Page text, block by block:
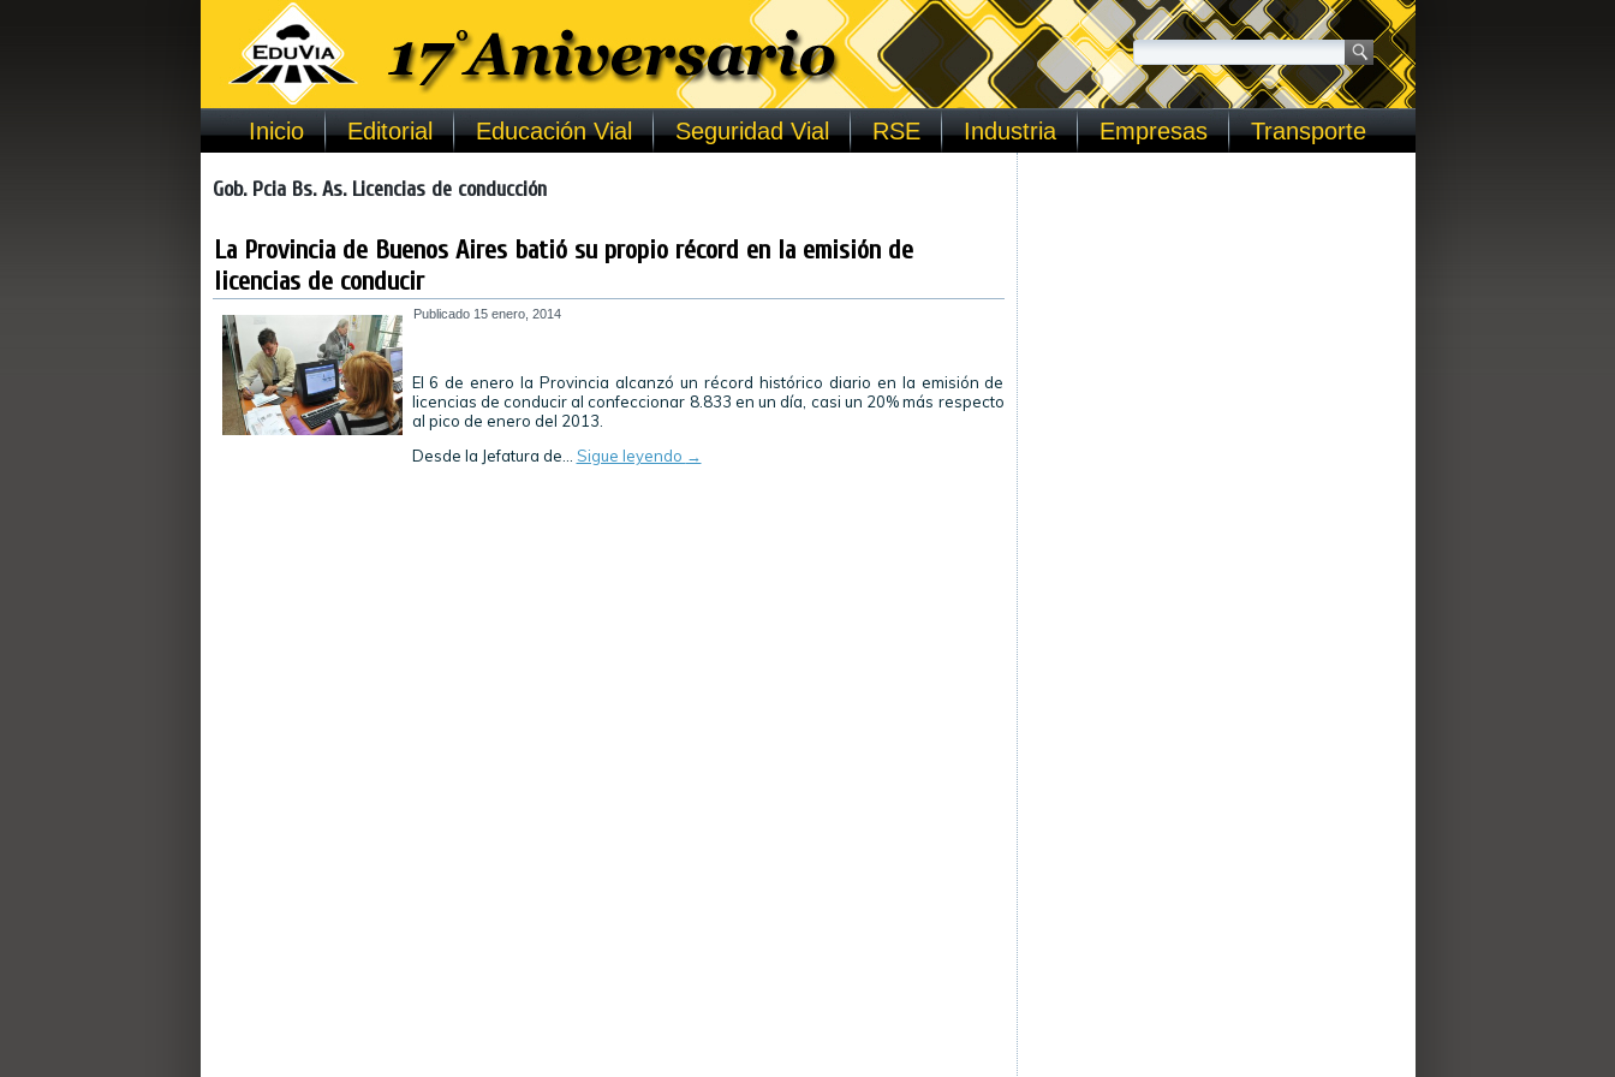
Inicio Editorial Educación Vial Seguridad Vial RSE Industria Empresas Transporte
Gob. Pcia Bs. As. Licencias de conducción
La Provincia de Buenos Aires batió su propio récord en la emisión de
licencias de conducir
Publicado 15 enero, 2014
El 6 de enero la Provincia alcanzó un récord histórico diario en la emisión de
licencias de conducir al confeccionar 8.833 en un día, casi un 20% más respecto
al pico de enero del 2013.
Desde la Jefatura de… Sigue leyendo →